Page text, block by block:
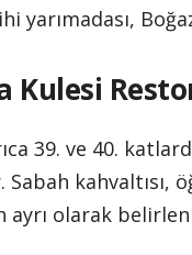
yarımadası,
Kulesi
39. ve 40.
Sabah kahvaltısı,
ayrı olarak